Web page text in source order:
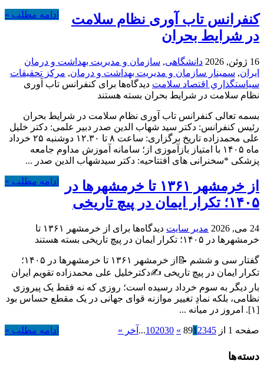
ادامه مطلب »
کنفرانس تاب آوری نظام سلامت
در شرایط بحران
16 ژوئن, 2026 دانشگاهی, سازمان و مدیریت بهداشت و درمان
ایران, سمینار سازمان و مدیریت بهداشت و درمان, مركز تحقيقات
سياستگذاري اقتصاد سلامت دیدگاه‌ها برای کنفرانس تاب آوری
نظام سلامت در شرایط بحران بسته هستند
بسمه تعالی کنفرانس تاب آوری نظام سلامت در شرایط بحران
رئیس کنفرانس: دکتر سید شهاب الدین صدر دبیر علمی: دکتر خلیل
علی محمدزاده تاریخ برگزاری: ساعت ۸ تا ۱۲.۳۰ دوشنبه ۲۵ خرداد
ماه ۱۴۰۵ با امتیاز بازآموزی از؛ سامانه آموزش مداوم جامعه
پزشکی *سخنرانی های افتتاحیه: دکتر سیدشهاب الدین صدر ...
ادامه مطلب »
از خرمشهر ۱۳۶۱ تا خرمشهرها در
۱۴۰۵؛ تکرار ایمان در پیچ تاریخی
24 می, 2026 مدیر سایت دیدگاه‌ها
برای از خرمشهر ۱۳۶۱ تا
خرمشهرها در ۱۴۰۵؛ تکرار ایمان در پیچ تاریخی
بسته هستند
گفتار سی و ششم 📝از خرمشهر ۱۳۶۱ تا خرمشهرها در ۱۴۰۵؛
تکرار ایمان در پیچ تاریخی ✍️دکترخلیل علی محمدزاده تقویم ایران
بار دیگر به سوم خرداد رسیده است؛ روزی که نه فقط یک پیروزی
نظامی، بلکه نمادِ تغییر موازنه قوای جهانی در یک مقطع حساس بود
[۱]. امروز در میانه ...
ادامه مطلب » صفحه 1 از 89 1 2345
»
102030
... آخر »
دسته‌ها